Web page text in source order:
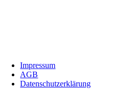
Impressum
AGB
Datenschutzerklärung